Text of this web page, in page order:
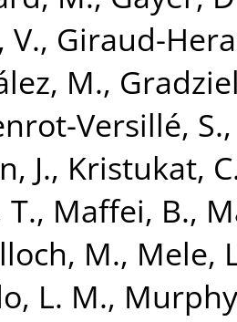
V., Giraud-
M.,
Versillé, S.
J., Kristukat,
, Maffei, B.,
M., Mele,
L. M.,